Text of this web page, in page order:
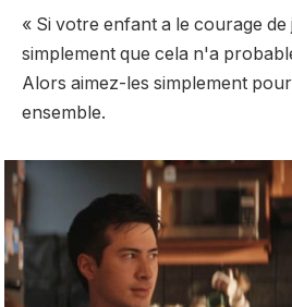
« Si votre enfant a le courage de
simplement que cela n'a
Alors aimez-les simplement
ensemble.